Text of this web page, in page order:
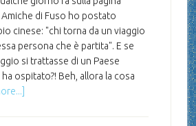
di Fuso ho postato
cinese: "chi torna da un viaggio
persona che è partita". E se
si trattasse di un Paese
ospitato?! Beh, allora la cosa